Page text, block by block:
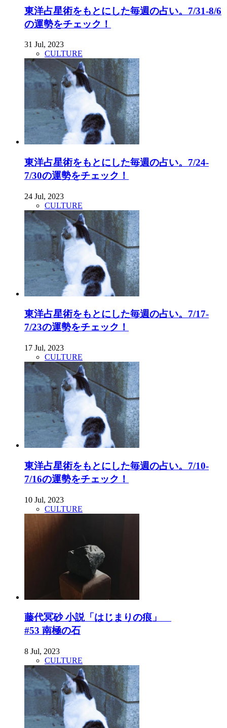
東洋占星術をもとにした毎週の占い。7/31-8/6
の運勢をチェック！
31 Jul, 2023
CULTURE
東洋占星術をもとにした毎週の占い。7/24-
7/30の運勢をチェック！
24 Jul, 2023
CULTURE
東洋占星術をもとにした毎週の占い。7/17-
7/23の運勢をチェック！
17 Jul, 2023
CULTURE
東洋占星術をもとにした毎週の占い。7/10-
7/16の運勢をチェック！
10 Jul, 2023
CULTURE
藤代冥砂 小説「はじまりの痕」
#53 南極の石
8 Jul, 2023
CULTURE